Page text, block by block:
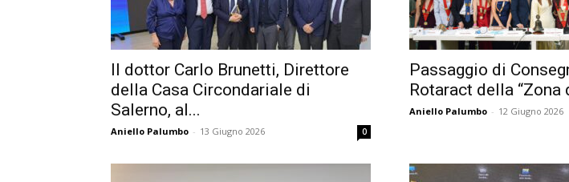
Il dottor Carlo Brunetti, Direttore
della Casa Circondariale di
Salerno, al...
Aniello Palumbo - 13 Giugno 2026 0
Passaggio di
Rotaract della “Zona
Aniello Palumbo - 12 Giugno 2026